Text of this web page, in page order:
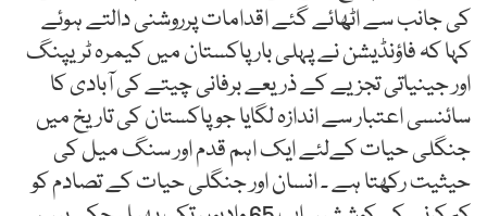
کی جانب سے اٹھائے گئے اقدامات پرروشنی دالتے ہوئے
کہا کہ فاؤنڈیشن نے پہلی بار پاکستان میں کیمرہ ٹریپنگ
اور جینیاتی تجزیے کے ذریعے برفانی چیتے کی آبادی کا
سائنسی اعتبار سے اندازہ لگایا جو پاکستان کی تاریخ میں
جنگلی حیات کےلئے ایک اہم قدم اور سنگ میل کی
حیثیت رکھتا ہے ۔ انسان اور جنگلی حیات کے تصادم کو